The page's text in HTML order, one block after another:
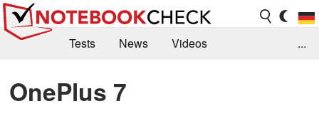
Tests News
Videos
Kaufberatung
Deals
...
OnePlus 7